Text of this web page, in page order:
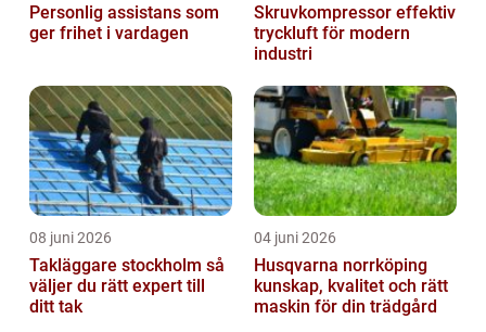
Personlig assistans som
ger frihet i vardagen
Skruvkompressor effektiv
tryckluft för modern
industri
08 juni 2026
Takläggare stockholm så
väljer du rätt expert till
ditt tak
04 juni 2026
Husqvarna norrköping
kunskap, kvalitet och rätt
maskin för din trädgård